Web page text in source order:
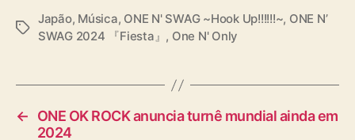
T
Japão, Música, ONE N' SWAG ~Hook Up!!!!!!~, ONE N’
SWAG 2024 『Fiesta』 , One N' Only
←
ONE OK ROCK anuncia turnê mundial ainda em
2024